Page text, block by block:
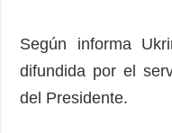
Según informa
difundida por el
del Presidente.